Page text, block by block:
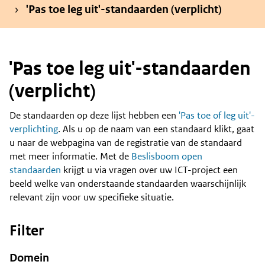
'Pas toe leg uit'-standaarden (verplicht)
'Pas toe leg uit'-standaarden
(verplicht)
Content
De standaarden op deze lijst hebben een 'Pas toe of leg uit'-
verplichting. Als u op de naam van een standaard klikt, gaat
u naar de webpagina van de registratie van de standaard
met meer informatie. Met de Beslisboom open
standaarden krijgt u via vragen over uw ICT-project een
beeld welke van onderstaande standaarden waarschijnlijk
relevant zijn voor uw specifieke situatie.
Filter
Domein